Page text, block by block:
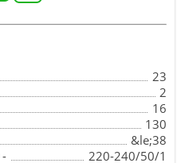
23
2
16
130
&le;38
220-240/50/1